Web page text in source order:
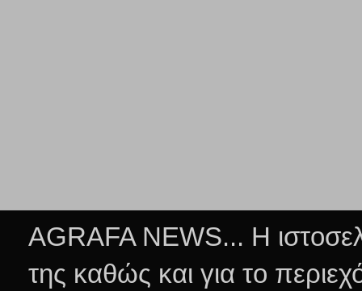
AGRAFA NEWS... Η
της καθώς και για το